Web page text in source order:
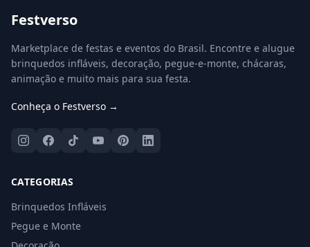
Festverso
Marketplace de festas e eventos do Brasil. Encontre e alugue
brinquedos infláveis, decoração, pegue-e-monte, chácaras,
animação e muito mais para sua festa.
Conheça o Festverso →
CATEGORIAS
Brinquedos Infláveis
Pegue e Monte